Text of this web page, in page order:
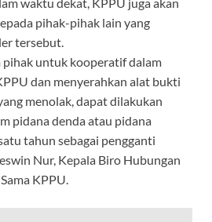
pihak-pihak lain yang
tersebut.
pihak untuk kooperatif dalam
dan menyerahkan alat bukti
menolak, dapat dilakukan
pidana denda atau pidana
tahun sebagai pengganti
Nur, Kepala Biro Hubungan
KPPU.